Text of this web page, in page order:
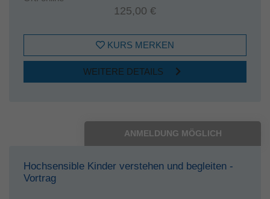
125,00 €
KURS MERKEN
WEITERE DETAILS
ANMELDUNG MÖGLICH
Hochsensible Kinder verstehen und begleiten -
Vortrag